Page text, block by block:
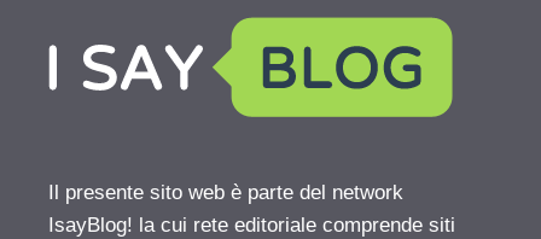
Il presente sito web è parte del network
IsayBlog! la cui rete editoriale comprende siti